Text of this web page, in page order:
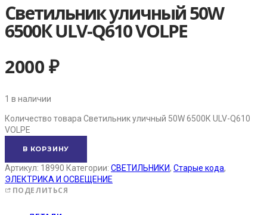
Светильник уличный 50W
6500К ULV-Q610 VOLPE
2000₽
1 в наличии
Количество товара Светильник уличный 50W 6500К ULV-Q610
VOLPE
В КОРЗИНУ
Артикул: 18990 Категории: СВЕТИЛЬНИКИ, Старые кода,
ЭЛЕКТРИКА И ОСВЕЩЕНИЕ
ПОДЕЛИТЬСЯ